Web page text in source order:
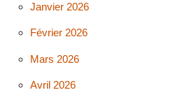
Janvier 2026
Février 2026
Mars 2026
Avril 2026